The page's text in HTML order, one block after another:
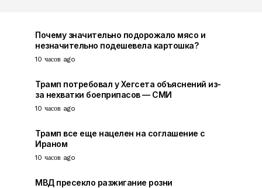
Почему значительно подорожало мясо и
незначительно подешевела картошка?
10 часов ago
Трамп потребовал у Хегсета объяснений из-
за нехватки боеприпасов — СМИ
10 часов ago
Трамп все еще нацелен на соглашение с
Ираном
10 часов ago
МВД пресекло разжигание розни